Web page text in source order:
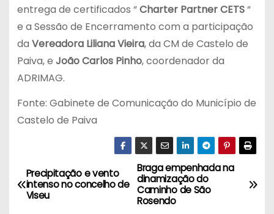
entrega de certificados “Charter Partner CETS“
e a Sessão de Encerramento com a participação
da Vereadora Liliana Vieira, da CM de Castelo de
Paiva, e João Carlos Pinho, coordenador da
ADRIMAG.
Fonte: Gabinete de Comunicação do Município de
Castelo de Paiva
N
a
Braga empenhada na
dinamização do
Caminho de São
Rosendo
Precipitação e vento
intenso no concelho de
Viseu